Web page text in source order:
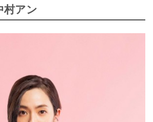
村アン